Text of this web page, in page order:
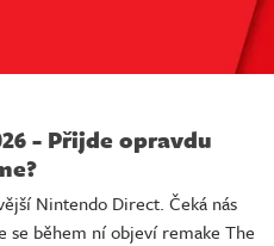
- Přijde opravdu
Nintendo Direct. Čeká nás
se během ní objeví remake The